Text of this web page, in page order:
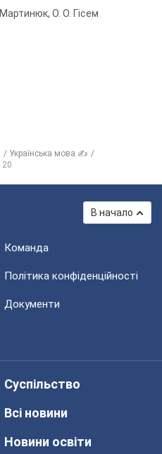
О. О. Гісем
Українська мова ✍
20
В начало
Команда
Політика конфіденційності
Документи
Суспільство
Всі новини
Новини освіти